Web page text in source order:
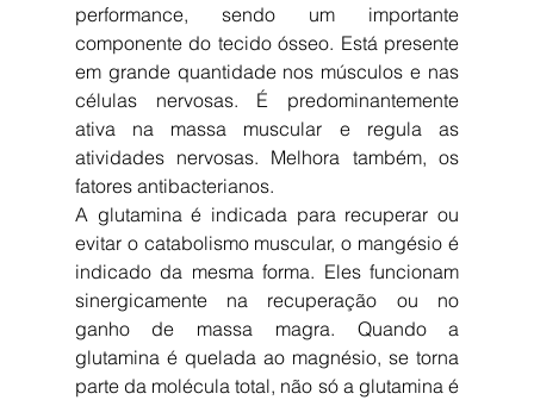
performance, sendo um importante
componente do tecido ósseo. Está presente
em grande quantidade nos músculos e nas
células nervosas. É predominantemente
ativa na massa muscular e regula as
atividades nervosas. Melhora também, os
fatores antibacterianos.
A glutamina é indicada para recuperar ou
evitar o catabolismo muscular, o mangésio é
indicado da mesma forma. Eles funcionam
sinergicamente na recuperação ou no
ganho de massa magra. Quando a
glutamina é quelada ao magnésio, se torna
parte da molécula total, não só a glutamina é